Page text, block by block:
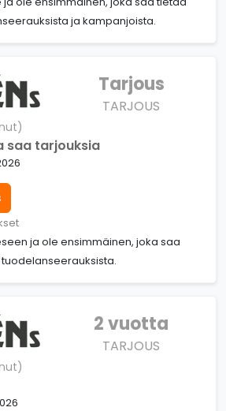
ja kampanjoista.
Tarjous
TARJOUS
saa tarjouksia
ja ole ensimmäinen, joka saa
2 vuotta
TARJOUS